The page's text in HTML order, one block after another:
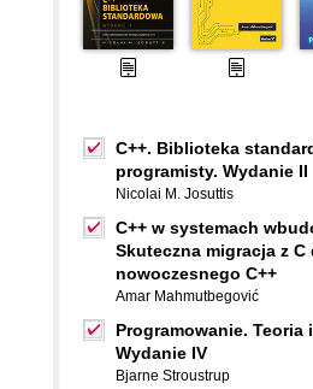
C++. Biblioteka
programisty. Wydanie II
Nicolai M. Josuttis
C++ w systemach
Skuteczna migracja z C
nowoczesnego C++
Amar Mahmutbegović
Programowanie. Teoria
Wydanie IV
Bjarne Stroustrup